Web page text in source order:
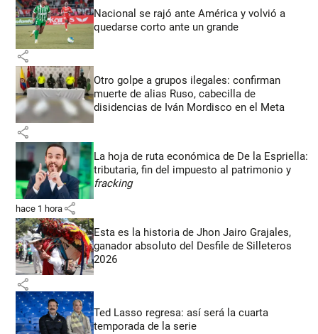
Nacional se rajó ante América y volvió a
quedarse corto ante un grande
share
Otro golpe a grupos ilegales: confirman
muerte de alias Ruso, cabecilla de
disidencias de Iván Mordisco en el Meta
share
La hoja de ruta económica de De la Espriella:
tributaria, fin del impuesto al patrimonio y
fracking
hace 1 hora share
Esta es la historia de Jhon Jairo Grajales,
ganador absoluto del Desfile de Silleteros
2026
share
Ted Lasso regresa: así será la cuarta
temporada de la serie